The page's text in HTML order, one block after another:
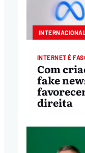
INTERNET É
Com
fake
direita